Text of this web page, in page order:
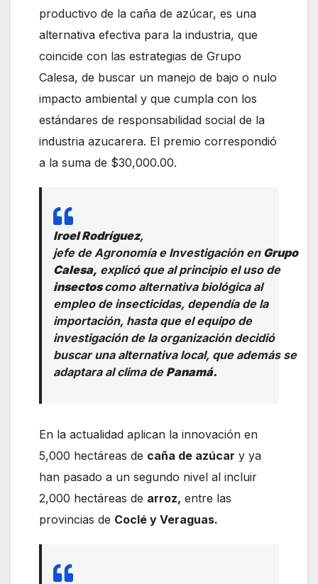
productivo de la caña de azúcar, es una
alternativa efectiva para la industria, que
coincide con las estrategias de Grupo
Calesa, de buscar un manejo de bajo o nulo
impacto ambiental y que cumpla con los
estándares de responsabilidad social de la
industria azucarera. El premio correspondió
a la suma de $30,000.00.
Iroel Rodríguez,
jefe de Agronomía e Investigación en Grupo
Calesa, explicó que al principio el uso de
insectoscomo alternativa biológica al
empleo de insecticidas, dependía de la
importación, hasta que el equipo de
investigación de la organización decidió
buscar una alternativa local, que además se
adaptara al clima de Panamá.
En la actualidad aplican la innovación en
5,000 hectáreas de caña de azúcar y ya
han pasado a un segundo nivel al incluir
2,000 hectáreas de arroz, entre las
provincias de Coclé y Veraguas.